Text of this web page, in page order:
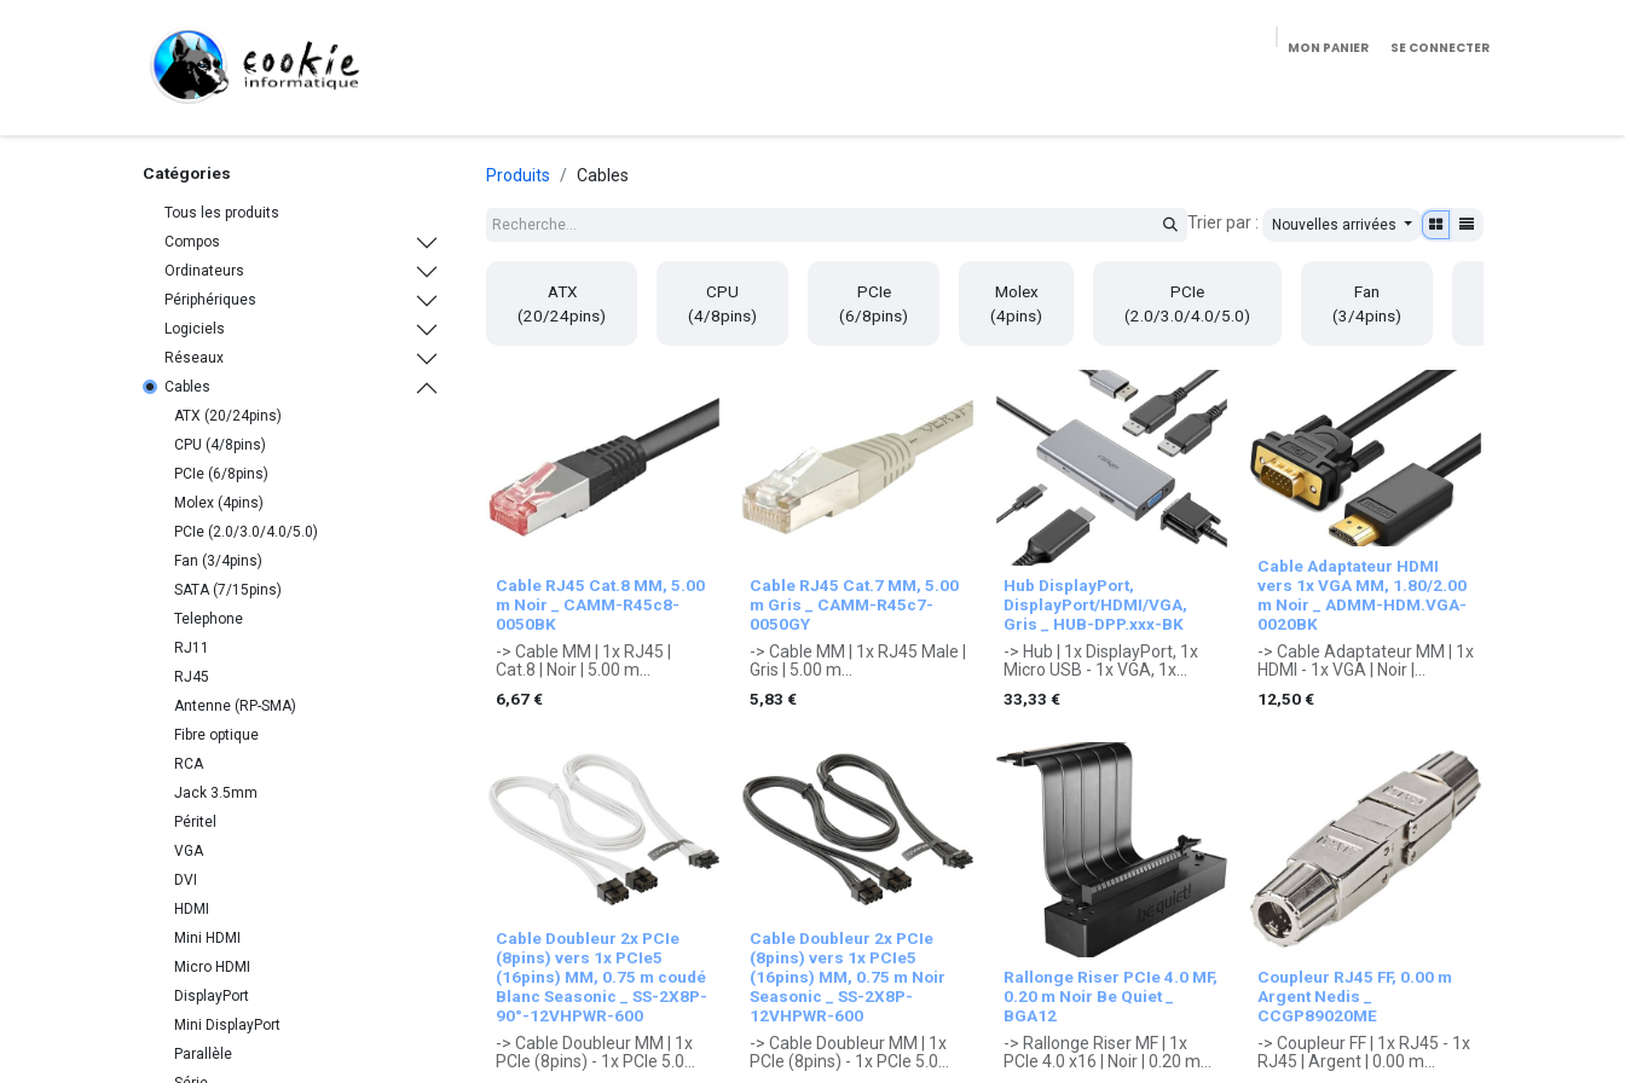
MON PANIER SE CONNECTER
Catégories
Tous les produits
Compos
Ordinateurs
Périphériques
Logiciels
Réseaux
Cables
ATX (20/24pins)
CPU (4/8pins)
PCIe (6/8pins)
Molex (4pins)
PCIe (2.0/3.0/4.0/5.0)
Fan (3/4pins)
SATA (7/15pins)
Telephone
RJ11
RJ45
Antenne (RP-SMA)
Fibre optique
RCA
Jack 3.5mm
Péritel
VGA
DVI
HDMI
Mini HDMI
Micro HDMI
DisplayPort
Mini DisplayPort
Parallèle
Produits Cables
Trier par : Nouvelles arrivées
ATX
(20/24pins)
CPU
(4/8pins)
PCIe
(6/8pins)
Molex
(4pins)
PCIe
(2.0/3.0/4.0/5.0)
Fan
(3/4pins)
Cable RJ45 Cat.8 MM, 5.00
m Noir _ CAMM-R45c8-
0050BK
-> Cable MM | 1x RJ45 |
Cat.8 | Noir | 5.00 m
6,67€
Cable RJ45 Cat.7 MM, 5.00
m Gris _ CAMM-R45c7-
0050GY
-> Cable MM | 1x RJ45 Male |
Gris | 5.00 m
5,83 €
Hub DisplayPort,
DisplayPort/HDMI/VGA,
Gris _ HUB-DPP.xxx-BK
-> Hub | 1x DisplayPort, 1x
Micro USB - 1x VGA, 1x
. Garantie 1 an constructeur.
33,33 €
Cable Adaptateur HDMI
vers 1x VGA MM, 1.80/2.00
m Noir _ ADMM-HDM.VGA-
0020BK
-> Cable Adaptateur MM | 1x
HDMI - 1x VGA | Noir |
. Garantie 1 an constructeur.
12,50€
Cable Doubleur 2x PCIe
(8pins) vers 1x PCIe5
(16pins) MM, 0.75 m coudé
Blanc Seasonic _ SS-2X8P-
90°-12VHPWR-600
-> Cable Doubleur MM | 1x
PCIe (8pins) - 1x PCIe 5.0
Cable Doubleur 2x PCIe
(8pins) vers 1x PCIe5
(16pins) MM, 0.75 m Noir
Seasonic _ SS-2X8P-
12VHPWR-600
-> Cable Doubleur MM | 1x
PCIe (8pins) - 1x PCIe 5.0
Rallonge Riser PCIe 4.0 MF,
0.20 m Noir Be Quiet _
BGA12
-> Rallonge Riser MF | 1x
PCIe 4.0 x16 | Noir | 0.20 m
Coupleur RJ45 FF, 0.00 m
Argent Nedis _
CCGP89020ME
-> Coupleur FF | 1x RJ45 - 1x
RJ45 | Argent | 0.00 m